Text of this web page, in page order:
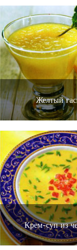
Желтый
Крем-суп из